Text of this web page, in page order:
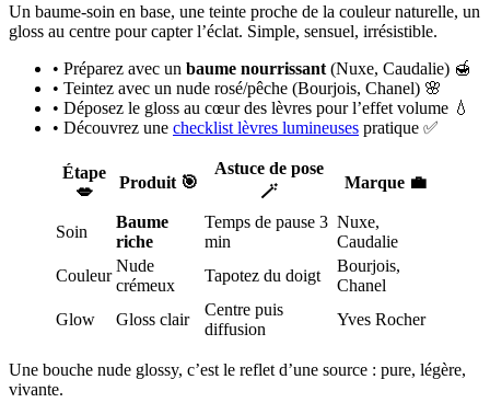
Un baume-soin en base, une teinte proche de la couleur naturelle, un
gloss au centre pour capter l’éclat. Simple, sensuel, irrésistible.
• Préparez avec un baume nourrissant (Nuxe, Caudalie) 🍯
• Teintez avec un nude rosé/pêche (Bourjois, Chanel) 🌸
• Déposez le gloss au cœur des lèvres pour l’effet volume 💧
• Découvrez une checklist lèvres lumineuses pratique ✅
Étape
💋
Produit 🎯
Astuce de pose
🪄
Marque 💼
Soin
Baume
riche
Temps de pause 3
min
Nuxe,
Caudalie
Couleur
Nude
crémeux
Tapotez du doigt
Bourjois,
Chanel
Glow
Gloss clair
Centre puis
diffusion
Yves Rocher
Une bouche nude glossy, c’est le reflet d’une source : pure, légère,
vivante.